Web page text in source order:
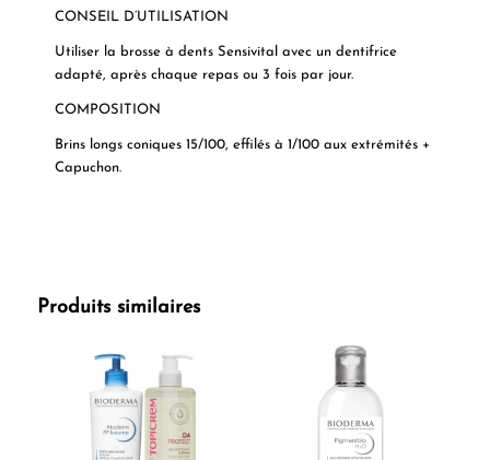
CONSEIL D’UTILISATION
Utiliser la brosse à dents Sensivital avec un dentifrice
adapté, après chaque repas ou 3 fois par jour.
COMPOSITION
Brins longs coniques 15/100, effilés à 1/100 aux extrémités +
Capuchon.
Produits similaires